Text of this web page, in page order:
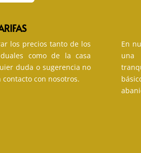
los precios tanto de los
como de la casa
duda o sugerencia no
con nosotros.
En
una